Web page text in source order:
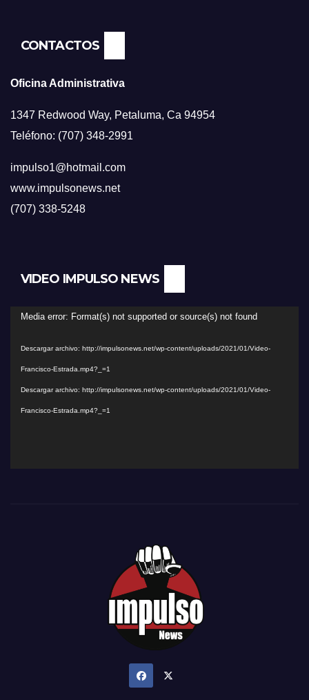
CONTACTOS
Oficina Administrativa
1347 Redwood Way, Petaluma, Ca 94954
Teléfono: (707) 348-2991
impulso1@hotmail.com
www.impulsonews.net
(707) 338-5248
VIDEO IMPULSO NEWS
Reproductor
Media error: Format(s) not supported or source(s) not found
Descargar archivo: http://impulsonews.net/wp-content/uploads/2021/01/Video-
Francisco-Estrada.mp4?_=1
Descargar archivo: http://impulsonews.net/wp-content/uploads/2021/01/Video-
Francisco-Estrada.mp4?_=1